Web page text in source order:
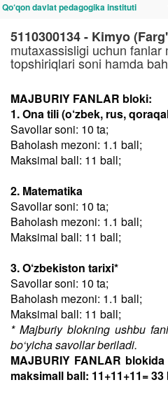
Qo‘qon davlat pedagogika instituti
5110300134 - Kimyo
mutaxassisligi uchun fanlar
topshiriqlari soni hamda
MAJBURIY FANLAR bloki:
1. Ona tili (o‘zbek, rus,
Savollar soni: 10 ta;
Baholash mezoni: 1.1 ball;
Maksimal ball: 11 ball;
2. Matematika
Savollar soni: 10 ta;
Baholash mezoni: 1.1 ball;
Maksimal ball: 11 ball;
3. O‘zbekiston tarixi*
Savollar soni: 10 ta;
Baholash mezoni: 1.1 ball;
Maksimal ball: 11 ball;
* Majburiy blokning ushbu
bo‘yicha savollar beriladi.
MAJBURIY FANLAR
maksimall ball: 11+11+11= 33